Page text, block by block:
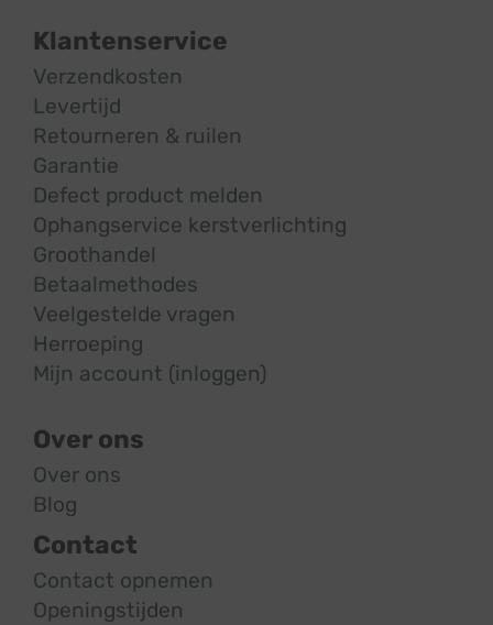
Klantenservice
Verzendkosten
Levertijd
Retourneren & ruilen
Garantie
Defect product melden
Ophangservice kerstverlichting
Groothandel
Betaalmethodes
Veelgestelde vragen
Herroeping
Mijn account (inloggen)
Over ons
Over ons
Blog
Contact
Contact opnemen
Openingstijden